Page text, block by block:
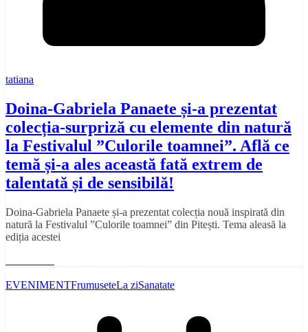
tatiana
Doina-Gabriela Panaete și-a prezentat
colecția-surpriză cu elemente din natură
la Festivalul ”Culorile toamnei”. Află ce
temă și-a ales această fată extrem de
talentată și de sensibilă!
Doina-Gabriela Panaete și-a prezentat colecția nouă inspirată din
natură la Festivalul ”Culorile toamnei” din Pitești. Tema aleasă la
ediția acestei
EVENIMENTFrumuseteLa ziSanatate